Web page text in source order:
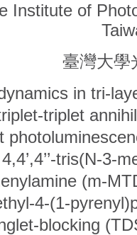
Institute of
臺灣大學
in tri-
triplet
tris(N-3-
(m-
4-(1-
blocking